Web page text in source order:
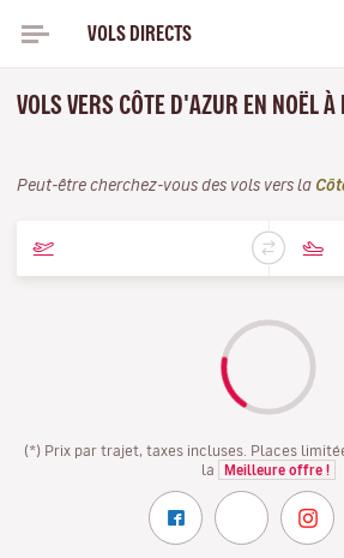
VOLS DIRECTS
VOLS VERS CÔTE D'AZUR EN NOËL À
Peut-être cherchez-vous des vols vers la
(*) Prix par trajet, taxes incluses. Places
la
Meilleure offre !